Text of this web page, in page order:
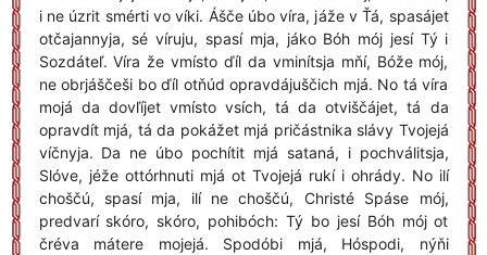
i ne úzrit smérti vo víki. Ášče úbo víra, jáže v Ťá, spasájet
otčajannyja, sé víruju, spasí mja, jáko Bóh mój jesí Tý i
Sozdáteľ. Víra že vmísto ďíl da vminítsja mňí, Bóže mój,
ne obrjáščeši bo ďíl otňúd opravdájuščich mjá. No tá víra
mojá da dovľíjet vmísto vsích, tá da otviščájet, tá da
opravdít mjá, tá da pokážet mjá pričástnika slávy Tvojejá
víčnyja. Da ne úbo pochítit mjá sataná, i pochválitsja,
Slóve, jéže ottórhnuti mjá ot Tvojejá rukí i ohrády. No ilí
choščú, spasí mja, ilí ne choščú, Christé Spáse mój,
predvarí skóro, skóro, pohibóch: Tý bo jesí Bóh mój ot
čréva mátere mojejá. Spodóbi mjá, Hóspodi, nýňi